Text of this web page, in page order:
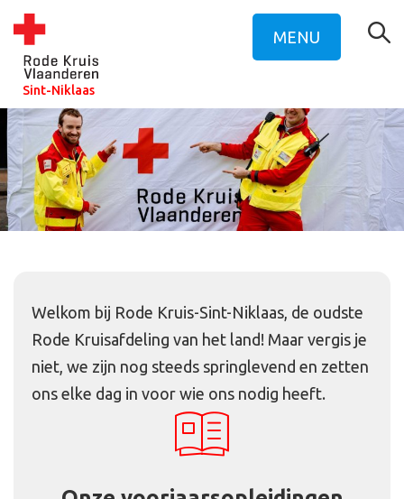
Sint-Niklaas
MENU
Welkom bij Rode Kruis-Sint-Niklaas, de oudste
Rode Kruisafdeling van het land! Maar vergis je
niet, we zijn nog steeds springlevend en zetten
ons elke dag in voor wie ons nodig heeft.